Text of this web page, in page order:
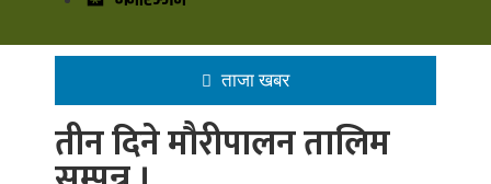
ताजा खबर
तीन दिने मौरीपालन तालिम